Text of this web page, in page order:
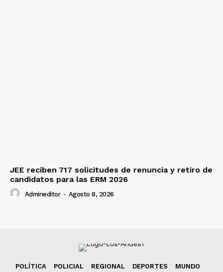
JEE reciben 717 solicitudes de renuncia y retiro de
candidatos para las ERM 2026
Admineditor - Agosto 8, 2026
POLÍTICA POLICIAL REGIONAL DEPORTES
MUNDO